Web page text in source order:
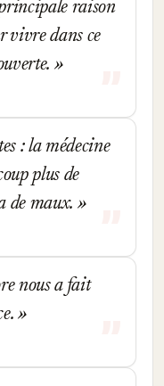
raison
vivre dans ce
: la médecine
plus de
de maux.
nous a fait